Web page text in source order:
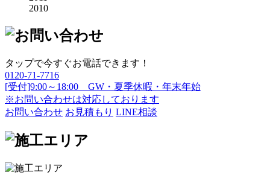
2010
タップで今すぐお電話できます！
0120-71-7716
[受付]9:00～18:00 GW・夏季休暇・年末年始
※お問い合わせは対応しております
お問い合わせ お見積もり LINE相談